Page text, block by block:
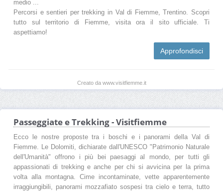
medio ...
Percorsi e sentieri per trekking in Val di Fiemme, Trentino. Scopri
tutto sul territorio di Fiemme, visita ora il sito ufficiale. Ti
aspettiamo!
Approfondisci
Creato da www.visitfiemme.it
Passeggiate e Trekking - Visitfiemme
Ecco le nostre proposte tra i boschi e i panorami della Val di
Fiemme. Le Dolomiti, dichiarate dall'UNESCO "Patrimonio Naturale
dell'Umanità" offrono i più bei paesaggi al mondo, per tutti gli
appassionati di trekking e anche per chi si avvicina per la prima
volta alla montagna. Cime incontaminate, vette apparentemente
irraggiungibili, panorami mozzafiato sospesi tra cielo e terra, tutto